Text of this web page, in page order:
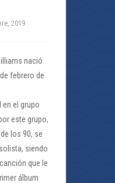
2019
nació
febrero de
en el grupo
este grupo,
los 90, se
siendo
que le
álbum